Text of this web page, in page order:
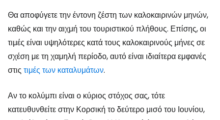
Θα αποφύγετε την έντονη ζέστη των καλοκαιρινών μηνών,
καθώς και την αιχμή του τουριστικού πλήθους. Επίσης, οι
τιμές είναι υψηλότερες κατά τους καλοκαιρινούς μήνες σε
σχέση με τη χαμηλή περίοδο, αυτό είναι ιδιαίτερα εμφανές
στις τιμές των καταλυμάτων.
Αν το κολύμπι είναι ο κύριος στόχος σας, τότε
κατευθυνθείτε στην Κορσική το δεύτερο μισό του Ιουνίου,